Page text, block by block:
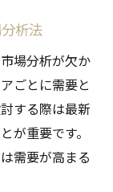
析法
場分析が欠か
ごとに需要と
する際は最新
が重要です。
需要が高まる